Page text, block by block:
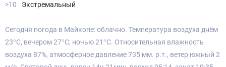
>10
Экстремальный
Сегодня погода в Майкопе: облачно. Температура воздуха днём
23°С, вечером 27°С, ночью 21°С. Относительная влажность
воздуха 87%, атмосферное давление 735 мм. р.т., ветер южный 2